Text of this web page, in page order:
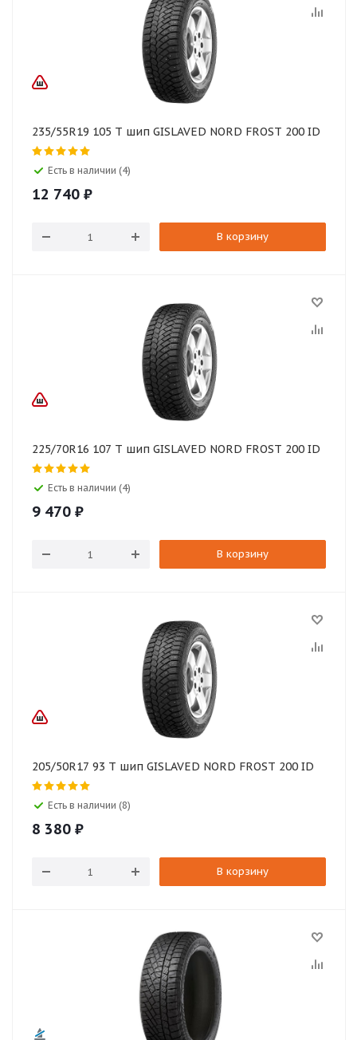
235/55R19 105 T шип GISLAVED NORD FROST 200 ID
Есть в наличии (4)
12 740 ₽
В корзину
225/70R16 107 T шип GISLAVED NORD FROST 200 ID
Есть в наличии (4)
9 470 ₽
В корзину
205/50R17 93 T шип GISLAVED NORD FROST 200 ID
Есть в наличии (8)
8 380 ₽
В корзину